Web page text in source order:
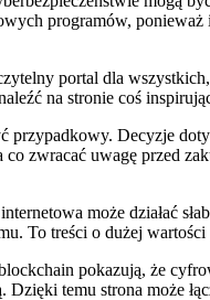
programów,
portal dla
na stronie coś
Decyzje
zwracać uwagę przed
może działać
To treści o dużej
pokazują, że
temu strona może